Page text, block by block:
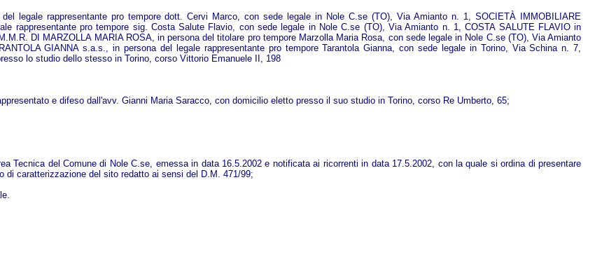
legale rappresentante pro tempore dott. Cervi Marco, con sede legale in Nole C.se (TO), Via Amianto n. 1, SOCIETÀ IMMOBILIARE
rappresentante pro tempore sig. Costa Salute Flavio, con sede legale in Nole C.se (TO), Via Amianto n. 1, COSTA SALUTE FLAVIO in
DI MARZOLLA MARIA ROSA, in persona del titolare pro tempore Marzolla Maria Rosa, con sede legale in Nole C.se (TO), Via Amianto
GIANNA s.a.s., in persona del legale rappresentante pro tempore Tarantola Gianna, con sede legale in Torino, Via Schina n. 7,
lo studio dello stesso in Torino, corso Vittorio Emanuele II, 198
e difeso dall'avv. Gianni Maria Saracco, con domicilio eletto presso il suo studio in Torino, corso Re Umberto, 65;
Tecnica del Comune di Nole C.se, emessa in data 16.5.2002 e notificata ai ricorrenti in data 17.5.2002, con la quale si ordina di presentare
di caratterizzazione del sito redatto ai sensi del D.M. 471/99;